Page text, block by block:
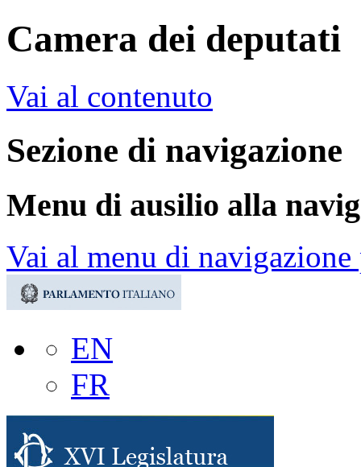
Camera dei deputati
Vai al contenuto
Sezione di navigazione
Menu di ausilio alla
Vai al menu di
EN
FR